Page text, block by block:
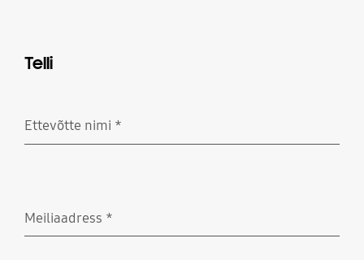
Telli
Ettevõtte nimi *
Meiliaadress *